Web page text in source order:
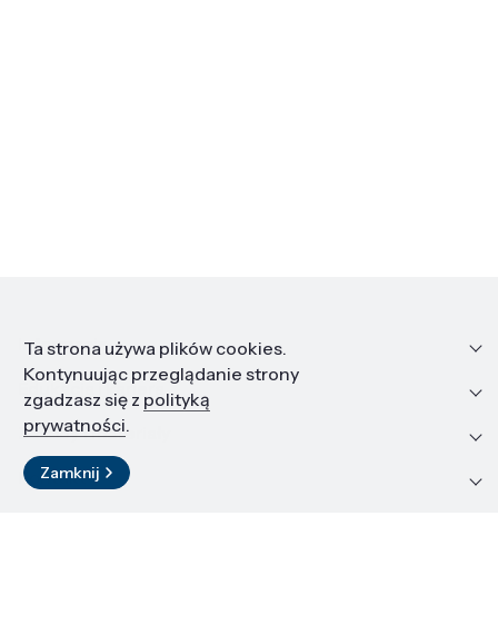
Informacje
Edukacja i kariera
Zasoby i materiały
Kontakt
Ta strona używa plików cookies.
Kontynuując przeglądanie strony
zgadzasz się z polityką
prywatności.
Zamknij